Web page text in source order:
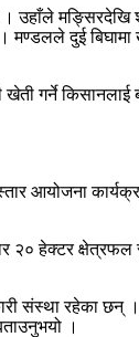
उहाँले
दुई
गर्ने किसानलाई
आयोजना
२० हेक्टर
संस्था रहेका छन्
।